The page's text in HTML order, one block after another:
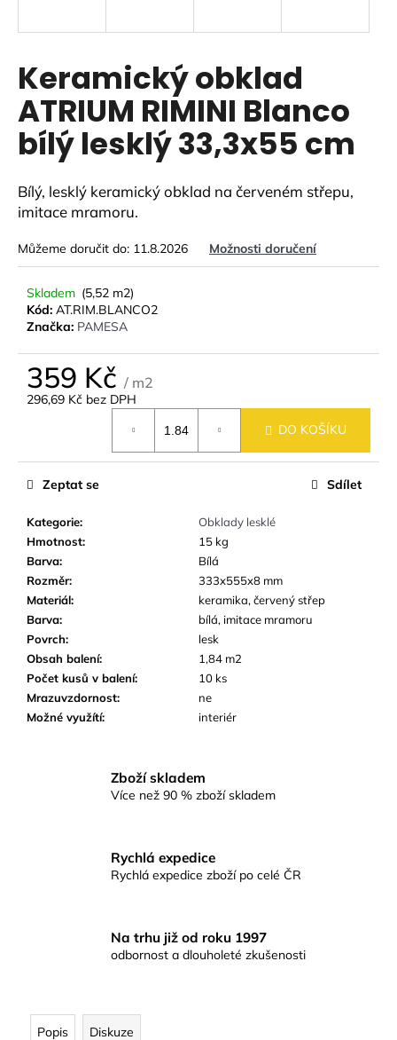
Keramický obklad
ATRIUM RIMINI Blanco
bílý lesklý 33,3x55 cm
Bílý, lesklý keramický obklad na červeném střepu,
imitace mramoru.
Můžeme doručit do: 11.8.2026 Možnosti doručení
Skladem (5,52 m2)
Kód: AT.RIM.BLANCO2
Značka: PAMESA
359 Kč / m2
296,69 Kč bez DPH
DO KOŠÍKU
Kategorie:
Obklady lesklé
Hmotnost:
15 kg
Barva:
Bílá
Rozměr:
333x555x8 mm
Materiál:
keramika, červený střep
Barva:
bílá, imitace mramoru
Povrch:
lesk
Obsah balení:
1,84 m2
Počet kusů v balení:
10 ks
Mrazuvzdornost:
ne
Možné využítí: interiér
Zeptat se Sdílet
Zboží skladem
Více než 90 % zboží skladem
Rychlá expedice
Rychlá expedice zboží po celé ČR
Na trhu již od roku 1997
odbornost a dlouholeté zkušenosti
Popis Diskuze
í
t
?
HLEDAT
D
o
p
r
u
č
e
m
DLAŽBA
OBKLAD
SANDWOOD
BROWN
18,5X59,8
CM
IMITACE
DŘEVA
459
Kč